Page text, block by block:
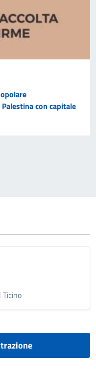
con capitale
Ticino